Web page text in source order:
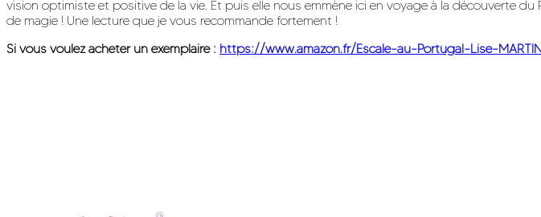
vision optimiste et positive de la vie. Et puis elle nous emmène ici en voyage à la découverte
de magie ! Une lecture que je vous recommande fortement !
Si vous voulez acheter un exemplaire : https://www.amazon.fr/Escale-au-Portugal-Lise-